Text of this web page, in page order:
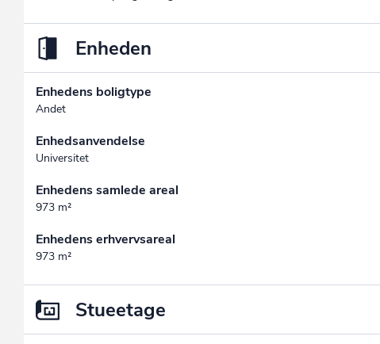
Enheden
Enhedens boligtype
Andet
Enhedsanvendelse
Universitet
Enhedens samlede areal
973 m²
Enhedens erhvervsareal
973 m²
Stueetage